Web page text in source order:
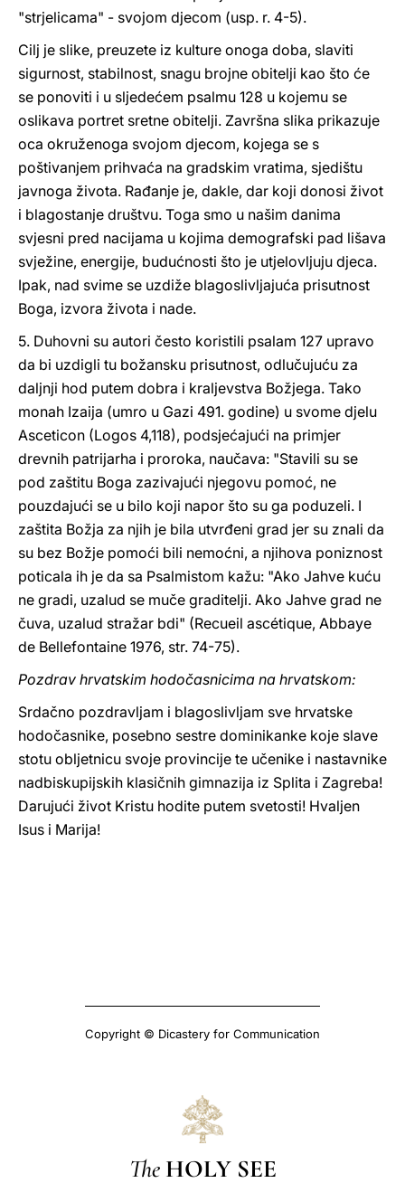
"strjelicama" - svojom djecom (usp. r. 4-5).
Cilj je slike, preuzete iz kulture onoga doba, slaviti
sigurnost, stabilnost, snagu brojne obitelji kao što će
se ponoviti i u sljedećem psalmu 128 u kojemu se
oslikava portret sretne obitelji. Završna slika prikazuje
oca okruženoga svojom djecom, kojega se s
poštivanjem prihvaća na gradskim vratima, sjedištu
javnoga života. Rađanje je, dakle, dar koji donosi život
i blagostanje društvu. Toga smo u našim danima
svjesni pred nacijama u kojima demografski pad lišava
svježine, energije, budućnosti što je utjelovljuju djeca.
Ipak, nad svime se uzdiže blagoslivljajuća prisutnost
Boga, izvora života i nade.
5. Duhovni su autori često koristili psalam 127 upravo
da bi uzdigli tu božansku prisutnost, odlučujuću za
daljnji hod putem dobra i kraljevstva Božjega. Tako
monah Izaija (umro u Gazi 491. godine) u svome djelu
Asceticon (Logos 4,118), podsjećajući na primjer
drevnih patrijarha i proroka, naučava: "Stavili su se
pod zaštitu Boga zazivajući njegovu pomoć, ne
pouzdajući se u bilo koji napor što su ga poduzeli. I
zaštita Božja za njih je bila utvrđeni grad jer su znali da
su bez Božje pomoći bili nemoćni, a njihova poniznost
poticala ih je da sa Psalmistom kažu: "Ako Jahve kuću
ne gradi, uzalud se muče graditelji. Ako Jahve grad ne
čuva, uzalud stražar bdi" (Recueil ascétique, Abbaye
de Bellefontaine 1976, str. 74-75).
Pozdrav hrvatskim hodočasnicima na hrvatskom:
Srdačno pozdravljam i blagoslivljam sve hrvatske
hodočasnike, posebno sestre dominikanke koje slave
stotu obljetnicu svoje provincije te učenike i nastavnike
nadbiskupijskih klasičnih gimnazija iz Splita i Zagreba!
Darujući život Kristu hodite putem svetosti! Hvaljen
Isus i Marija!
Copyright © Dicastery for Communication
The HOLY SEE